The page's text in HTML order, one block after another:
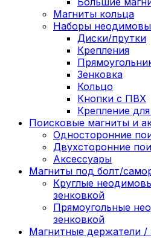
Магниты кольца
Наборы
Диски/прутки
Крепления
Зенковка
Кольцо
Кнопки с ПВХ
Крепление
Поисковые магниты и
Односторонние
Двухсторонние
Аксессуары
Магниты под болт/
Круглые
зенковкой
Прямоугольные
зенковкой
Магнитные держатели /